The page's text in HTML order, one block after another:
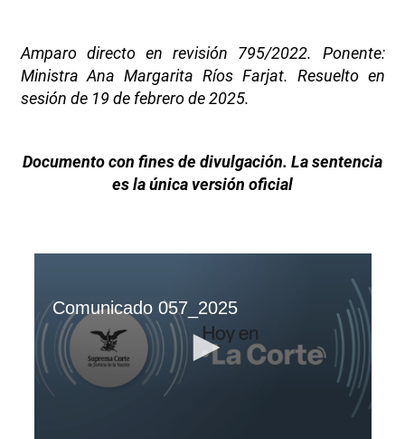
Amparo directo en revisión 795/2022. Ponente:
Ministra Ana Margarita Ríos Farjat. Resuelto en
sesión de 19 de febrero de 2025.
Documento con fines de divulgación. La sentencia
es la única versión oficial